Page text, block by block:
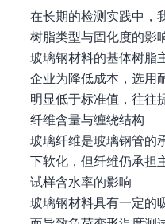
在长期的检测实践中，
树脂类型与固化度的影
玻璃钢材料的基体树脂
企业为降低成本，选用
明显低于标准值，往往
纤维含量与缠绕结构
玻璃纤维是玻璃钢管的
下软化，但纤维仍承担
试样含水率的影响
玻璃钢材料具有一定的